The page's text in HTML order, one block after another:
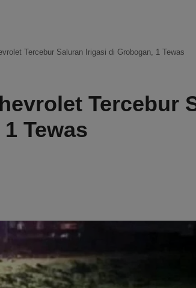
Tercebur Saluran Irigasi di Grobogan, 1 Tewas
Tercebur
Tewas